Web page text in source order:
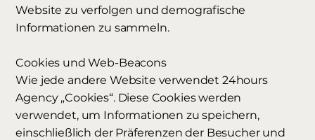
Website zu verfolgen und demografische
Informationen zu sammeln.
Cookies und Web-Beacons
Wie jede andere Website verwendet 24hours
Agency „Cookies“. Diese Cookies werden
verwendet, um Informationen zu speichern,
einschließlich der Präferenzen der Besucher und